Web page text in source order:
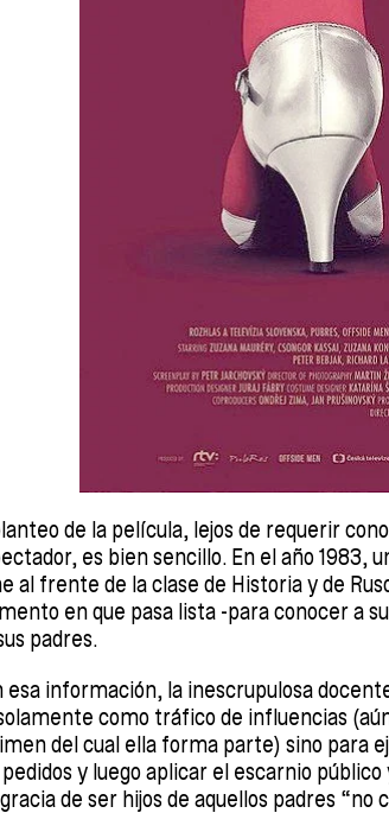
de la película, lejos de requerir
es bien sencillo. En el año
al frente de la clase de Historia y de
en que pasa lista -para conocer a
padres.
esa información, la inescrupulosa
como tráfico de influencias
del cual ella forma parte) sino para
pedidos y luego aplicar el escarnio
de ser hijos de aquellos padres “no